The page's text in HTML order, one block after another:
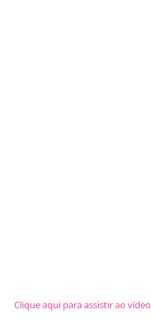
Clique aqui para assistir ao vídeo